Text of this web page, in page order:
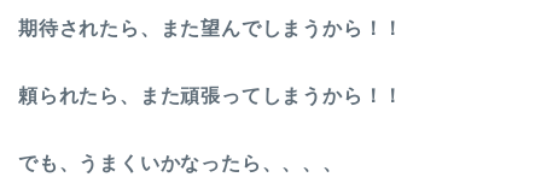
期待されたら、また望んでしまうから！！
頼られたら、また頑張ってしまうから！！
でも、うまくいかなったら、、、、